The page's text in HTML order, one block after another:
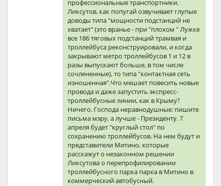
профессиональные транспортники.
Ликсутов, как попугай озвучивает глупые
доводы типа "мощности подстанций не
хватает" (это вранье - при "плохом " Лужке
все 186 тяговых подстанций трамвая и
троллейбуса реконструировали, и когда
закрывают метро троллейбусов 1 и 12 в
разы выпускают больше, в том числе
сочлененные), то типа "контактная сеть
изношенная".Что мешает повесить новые
провода и даже запустить экспресс-
троллейбусные линии, как в Крыму?
Ничего. Господа неравнодушные: пишите
письма мэру, а лучше - Президенту. 7
апреля будет "круглый стол" по
сохранению троллейбусов. На нем будут и
представители Митино, которые
расскажут о незаконном решении
Ликсутова о перепрофилировании
троллейбусного парка парка в Митино в
коммерческий автобусный.